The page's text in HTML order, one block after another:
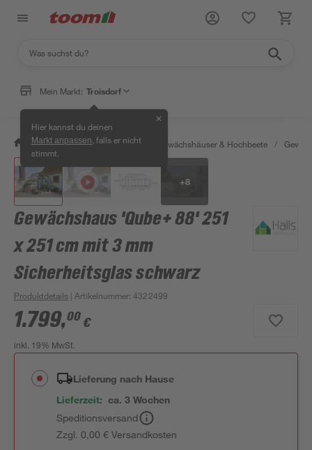
Mein Markt: Troisdorf
Hier kannst du deinen
Markt anpassen , falls er nicht
stimmt.
✕
/ Garten & Freizeit / Anzucht, Gewächshäuser & Hochbeete /
+8
Gewächshaus 'Qube+ 88' 251
x 251 cm mit 3 mm
Sicherheitsglas schwarz
Produktdetails | Artikelnummer:4322499
1.799,00 €
inkl. 19% MwSt.
Lieferung nach Hause
Lieferzeit: ca. 3 Wochen
Speditionsversand
Zzgl. 0,00 € Versandkosten